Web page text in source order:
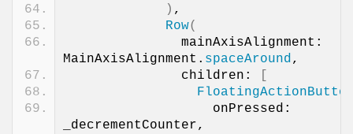
) ,
Row(
              mainAxisAlignment:
MainAxisAlignment. spaceAround,
              children:
                  onPressed:
_decrementCounter,